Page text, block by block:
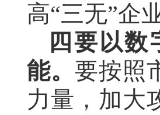
高“三无”企
四要以
能。要按照
力量，加大